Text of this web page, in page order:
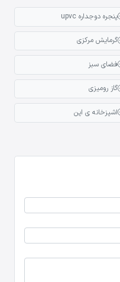
پنجره دوجداره upvc
گرمایش مرکزی
فضای سبز
گاز رومیزی
اشپزخانه ی اپن